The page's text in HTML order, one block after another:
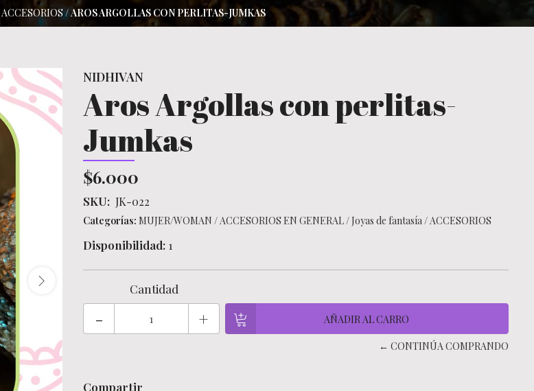
ACCESORIOS/AROS ARGOLLAS CON PERLITAS-JUMKAS
NIDHIVAN
Aros Argollas con perlitas-
Jumkas
$6.000
SKU: JK-022
Categorías: MUJER/WOMAN /ACCESORIOS EN GENERAL/Joyas de fantasía/ACCESORIOS
Disponibilidad: 1
Cantidad
- +
← CONTINÚA COMPRANDO
Compartir